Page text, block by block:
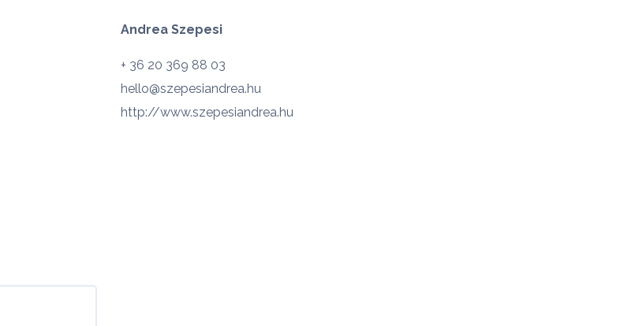
Andrea Szepesi
+ 36 20 369 88 03
hello@szepesiandrea.hu
http://www.szepesiandrea.hu